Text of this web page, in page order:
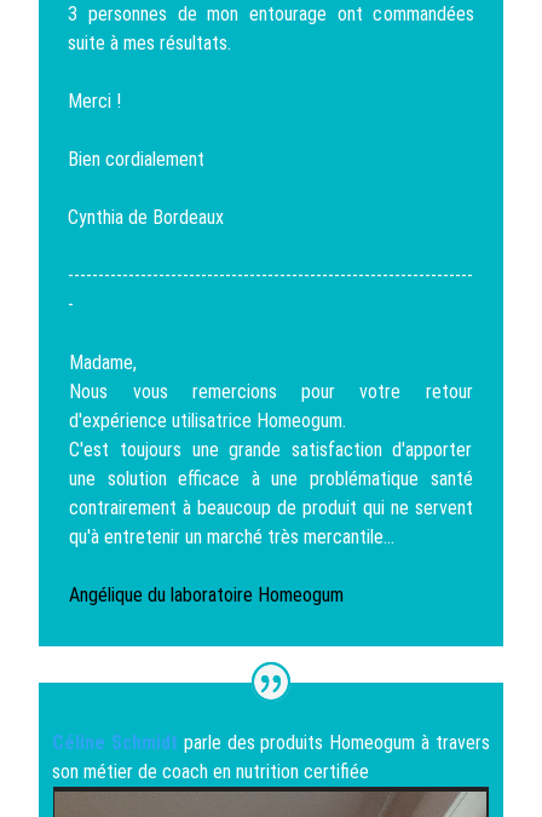
3 personnes de mon entourage ont commandées
suite à mes résultats.
Merci !
Bien cordialement
Cynthia de Bordeaux
-------------------------------------------------------------------
-
Madame,
Nous vous remercions pour votre retour
d'expérience utilisatrice Homeogum.
C'est toujours une grande satisfaction d'apporter
une solution efficace à une problématique santé
contrairement à beaucoup de produit qui ne servent
qu'à entretenir un marché très mercantile...
Angélique du laboratoire Homeogum
Céline Schmidt parle des produits Homeogum à travers
son métier de coach en nutrition certifiée